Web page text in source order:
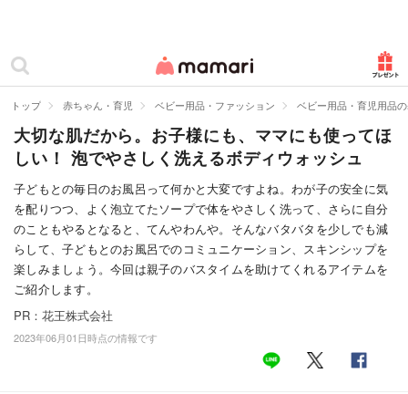
ママリ
カテゴリー一覧
妊娠
赤ちゃん・育児
子育て・家族
病院
美容・ファッション
トップ 赤ちゃん・育児 ベビー用品・ファッション ベビー用品・育児用品
大切な肌だから。お子様にも、ママにも使ってほ
しい！ 泡でやさしく洗えるボディウォッシュ
子どもとの毎日のお風呂って何かと大変ですよね。わが子の安全に気
を配りつつ、よく泡立てたソープで体をやさしく洗って、さらに自分
のこともやるとなると、てんやわんや。そんなバタバタを少しでも減
らして、子どもとのお風呂でのコミュニケーション、スキンシップを
楽しみましょう。今回は親子のバスタイムを助けてくれるアイテムを
ご紹介します。
PR：花王株式会社
2023年06月01日時点の情報です